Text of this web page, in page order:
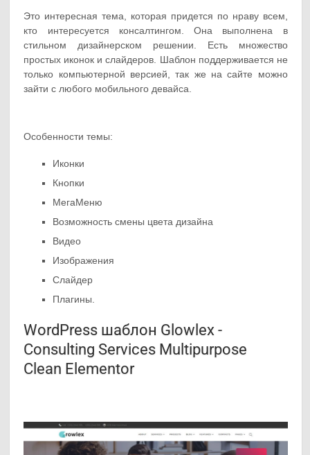
Это интересная тема, которая придется по нраву всем,
кто интересуется консалтингом. Она выполнена в
стильном дизайнерском решении. Есть множество
простых иконок и слайдеров. Шаблон поддерживается не
только компьютерной версией, так же на сайте можно
зайти с любого мобильного девайса.
Особенности темы:
Иконки
Кнопки
МегаМеню
Возможность смены цвета дизайна
Видео
Изображения
Слайдер
Плагины.
WordPress шаблон Glowlex -
Consulting Services Multipurpose
Clean Elementor